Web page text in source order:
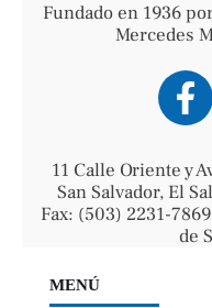
Fundado en 1936
Mercedes
11 Calle Oriente y
San Salvador, El
Fax: (503) 2231-
de
MENÚ